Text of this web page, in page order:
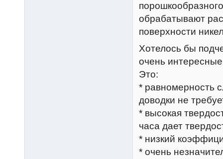
обрабатывают
поверхности
Хотелось бы
очень
Это:
* равномерность
доводки не
* высокая
часа дает
* низкий
* очень